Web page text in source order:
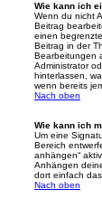
Wie kann ich
Wenn du nicht
Beitrag
einen
Beitrag in der
Bearbeitungen
Administrator
hinterlassen,
wenn bereits
Nach oben
Wie kann ich
Um eine
Bereich
anhängen“
Anhängen
dort einfach
Nach oben